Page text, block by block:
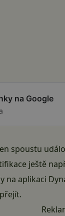
na Google
spoustu
ještě
na aplikaci